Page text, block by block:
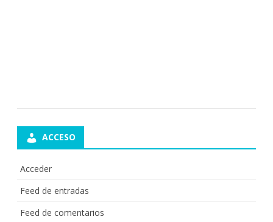
ACCESO
Acceder
Feed de entradas
Feed de comentarios